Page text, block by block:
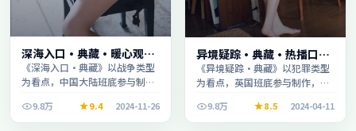
深海入口·典藏·暖心观影
季口碑发酵持续升温
《深海入口·典藏》以战争类型
为看点，中国大陆班底参与制
休闲时段观看。
9.8万 9.4 2024-11-26
异境疑踪·典藏·热播口碑
之作剧情扎实演技在线
《异境疑踪·典藏》以犯罪类型
为看点，英国班底参与制作，叙
段观看。
9.8万 8.5 2024-04-11